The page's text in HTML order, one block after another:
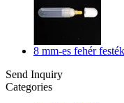
8 mm-es fehér
Send Inquiry
Categories